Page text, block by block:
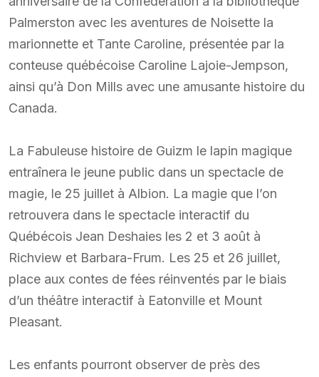
Palmerston avec les aventures de Noisette la
marionnette et Tante Caroline, présentée par la
conteuse québécoise Caroline Lajoie-Jempson,
ainsi qu’à Don Mills avec une amusante histoire du
Canada.
La Fabuleuse histoire de Guizm le lapin magique
entraînera le jeune public dans un spectacle de
magie, le 25 juillet à Albion. La magie que l’on
retrouvera dans le spectacle interactif du
Québécois Jean Deshaies les 2 et 3 août à
Richview et Barbara-Frum. Les 25 et 26 juillet,
place aux contes de fées réinventés par le biais
d’un théâtre interactif à Eatonville et Mount
Pleasant.
Les enfants pourront observer de près des